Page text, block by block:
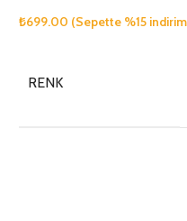
₺699.00 (Sepette %15
RENK